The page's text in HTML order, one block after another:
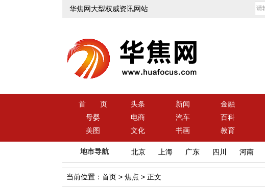
华焦网大型权威资讯网站
首 页 头条 新闻 金融
母婴
电商 汽车 百科
美图
文化 书画 教育
地市导航 北京 上海 广东 四川 河南
当前位置： 首页 > 焦点 > 正文